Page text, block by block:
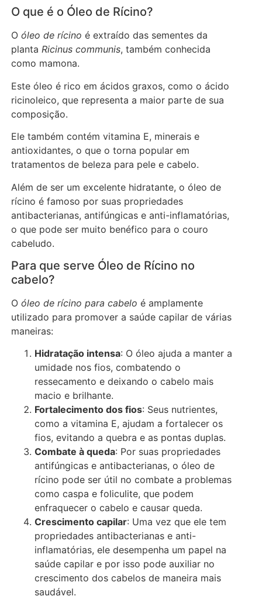
O que é o Óleo de Rícino?
O óleo de rícino é extraído das sementes da
planta Ricinus communis, também conhecida
como mamona.
Este óleo é rico em ácidos graxos, como o ácido
ricinoleico, que representa a maior parte de sua
composição.
Ele também contém vitamina E, minerais e
antioxidantes, o que o torna popular em
tratamentos de beleza para pele e cabelo.
Além de ser um excelente hidratante, o óleo de
rícino é famoso por suas propriedades
antibacterianas, antifúngicas e anti-inflamatórias,
o que pode ser muito benéfico para o couro
cabeludo.
Para que serve Óleo de Rícino no
cabelo?
O óleo de rícino para cabelo é amplamente
utilizado para promover a saúde capilar de várias
maneiras:
Hidratação intensa: O óleo ajuda a manter a
umidade nos fios, combatendo o
ressecamento e deixando o cabelo mais
macio e brilhante.
Fortalecimento dos fios: Seus nutrientes,
como a vitamina E, ajudam a fortalecer os
fios, evitando a quebra e as pontas duplas.
Combate à queda: Por suas propriedades
antifúngicas e antibacterianas, o óleo de
rícino pode ser útil no combate a problemas
como caspa e foliculite, que podem
enfraquecer o cabelo e causar queda.
Crescimento capilar: Uma vez que ele tem
propriedades antibacterianas e anti-
inflamatórias, ele desempenha um papel na
saúde capilar e por isso pode auxiliar no
crescimento dos cabelos de maneira mais
saudável.